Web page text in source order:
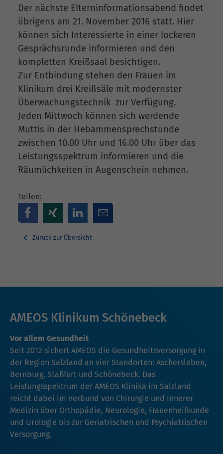
Der nächste Elterninformationsabend findet
übrigens am 21. November 2016 statt. Hier
können sich Interessierte in einer lockeren
Gesprächsrunde informieren und den
kompletten Kreißsaal besichtigen.
Zur Entbindung stehen den Frauen im
Klinikum drei Kreißsäle mit modernster
Überwachungstechnik zur Verfügung.
Jeden Mittwoch können sich werdende
Muttis in der Hebammensprechstunde
zwischen 10.00 Uhr und 16.00 Uhr über das
Leistungsspektrum informieren und die
Räumlichkeiten in Augenschein nehmen.
Teilen:
Zurück zur Übersicht
AMEOS Klinikum Schönebeck
Vor allem Gesundheit
Seit 2012 sichert AMEOS die Gesundheitsversorgung in
der Region Salzland an vier Standorten: Aschersleben,
Bernburg, Staßfurt und Schönebeck. Das
Leistungsspektrum der AMEOS Klinika im Salzland
reicht dabei im Verbund von Chirurgie und Innerer
Medizin über Orthopädie, Neurologie, Frauenheilkunde
und Urologie bis zur Geriatrischen und Psychiatrischen
Versorgung.